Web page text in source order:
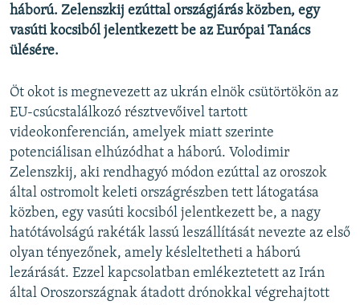
háború. Zelenszkij ezúttal országjárás közben, egy
vasúti kocsiból jelentkezett be az Európai Tanács
ülésére.
Öt okot is megnevezett az ukrán elnök csütörtökön az
EU-csúcstalálkozó résztvevőivel tartott
videokonferencián, amelyek miatt szerinte
potenciálisan elhúzódhat a háború. Volodimir
Zelenszkij, aki rendhagyó módon ezúttal az oroszok
által ostromolt keleti országrészben tett látogatása
közben, egy vasúti kocsiból jelentkezett be, a nagy
hatótávolságú rakéták lassú leszállítását nevezte az első
olyan tényezőnek, amely késleltetheti a háború
lezárását. Ezzel kapcsolatban emlékeztetett az Irán
által Oroszországnak átadott drónokkal végrehajtott